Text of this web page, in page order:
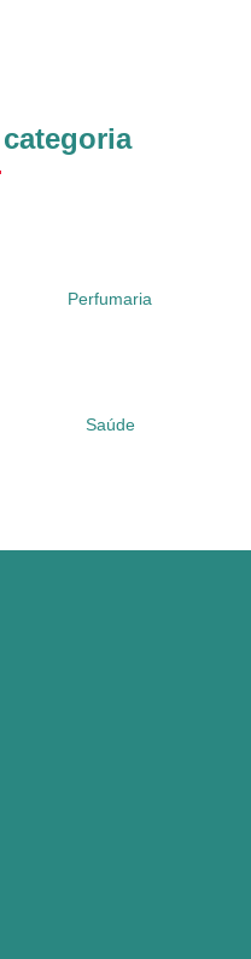
Perfumaria
Saúde